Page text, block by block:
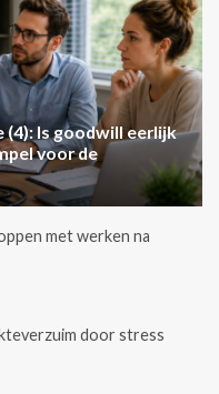
Is goodwill eerlijk
voor de
met werken na
door stress